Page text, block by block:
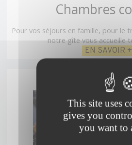
Chambres
Pour vos séjours en famille, pour le
notre gîte vous accueille
EN SAVOIR +
This site uses
gives you
you want to